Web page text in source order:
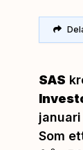
SAS
Som